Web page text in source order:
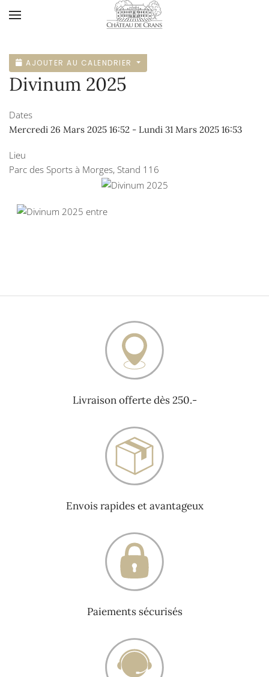
AJOUTER AU CALENDRIER
Divinum 2025
Dates
Mercredi 26 Mars 2025 16:52 - Lundi 31 Mars 2025 16:53
Lieu
Parc des Sports à Morges, Stand 116
Livraison offerte dès 250.-
Envois rapides et avantageux
Paiements sécurisés